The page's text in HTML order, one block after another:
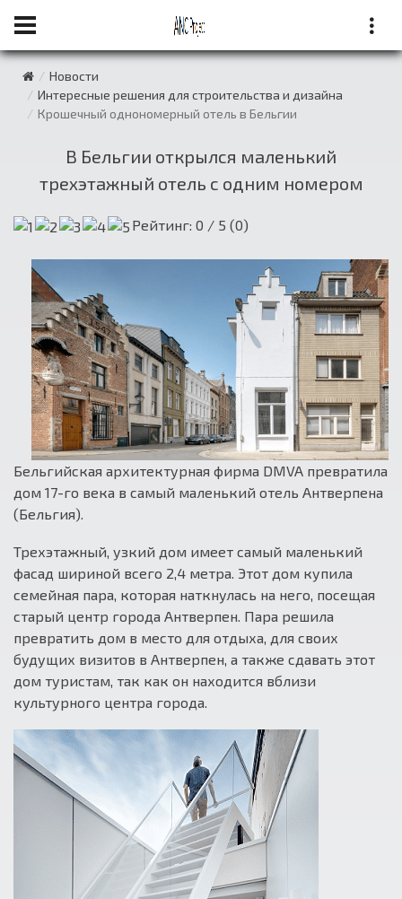
Новости
Интересные решения для строительства и дизайна
Крошечный однономерный отель в Бельгии
В Бельгии открылся маленький
трехэтажный отель с одним номером
Рейтинг: 0 / 5 (0)
Бельгийская архитектурная фирма DMVA превратила
дом 17-го века в самый маленький отель Антверпена
(Бельгия).
Трехэтажный, узкий дом имеет самый маленький
фасад шириной всего 2,4 метра. Этот дом купила
семейная пара, которая наткнулась на него, посещая
старый центр города Антверпен. Пара решила
превратить дом в место для отдыха, для своих
будущих визитов в Антверпен, а также сдавать этот
дом туристам, так как он находится вблизи
культурного центра города.